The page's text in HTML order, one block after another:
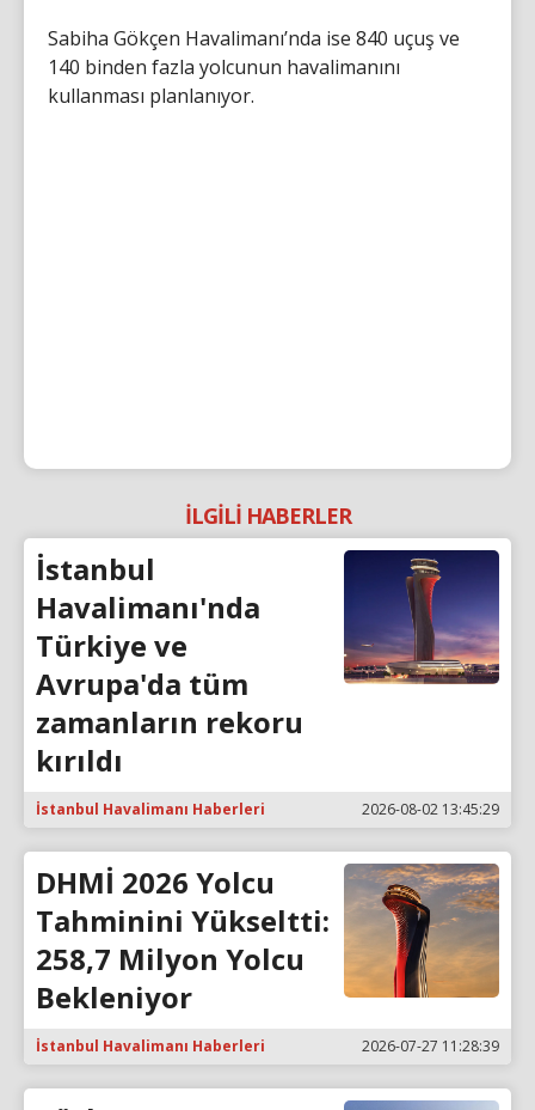
Sabiha Gökçen Havalimanı’nda ise 840 uçuş ve
140 binden fazla yolcunun havalimanını
kullanması planlanıyor.
İLGİLİ HABERLER
İstanbul
Havalimanı'nda
Türkiye ve
Avrupa'da tüm
zamanların rekoru
kırıldı
İstanbul Havalimanı Haberleri 2026-08-02 13:45:29
DHMİ 2026 Yolcu
Tahminini Yükseltti:
258,7 Milyon Yolcu
Bekleniyor
İstanbul Havalimanı Haberleri 2026-07-27 11:28:39